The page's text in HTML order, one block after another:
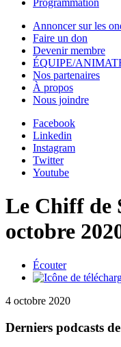
Programmation
Annoncer sur les
Faire un don
Devenir membre
ÉQUIPE/
Nos partenaires
À propos
Nous joindre
Facebook
Linkedin
Instagram
Twitter
Youtube
Le Chiff de
octobre
Écouter
4 octobre 2020
Derniers podcasts